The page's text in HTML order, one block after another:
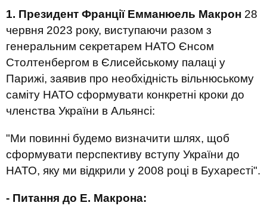
1. Президент Франції Емманюель Макрон 28
червня 2023 року, виступаючи разом з
генеральним секретарем НАТО Єнсом
Столтенбергом в Єлисейському палаці у
Парижі, заявив про необхідність вільнюському
саміту НАТО сформувати конкретні кроки до
членства України в Альянсі:
"Ми повинні будемо визначити шлях, щоб
сформувати перспективу вступу України до
НАТО, яку ми відкрили у 2008 році в Бухаресті".
- Питання до Е. Макрона: